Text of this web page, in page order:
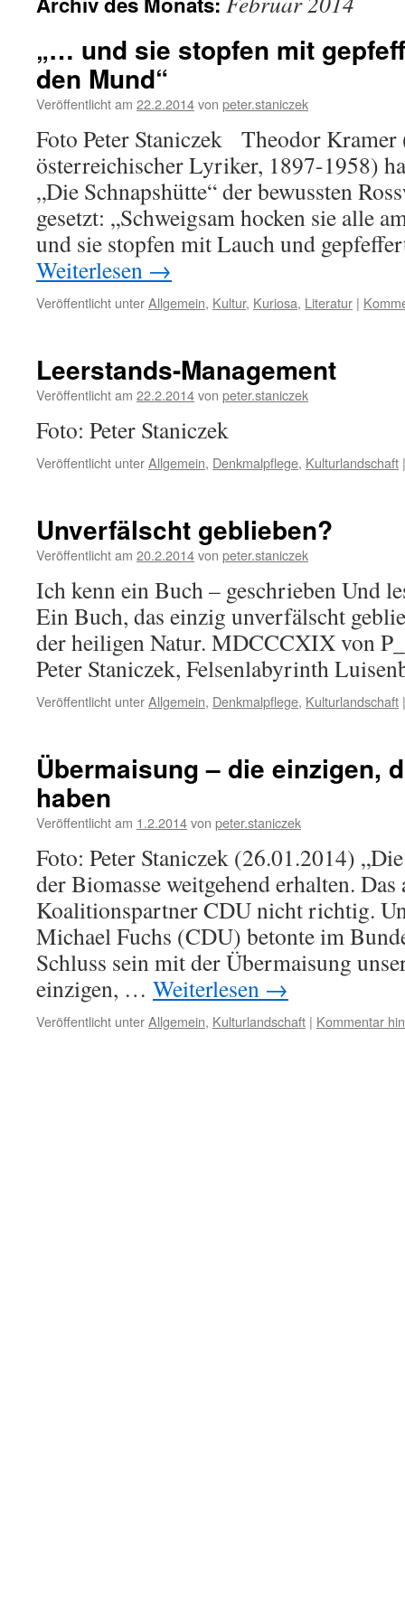
„… und sie stopfen mit
den Mund“
Veröffentlicht am 22.2.2014von peter.staniczek
Foto Peter Staniczek Theodor Kramer
österreichischer Lyriker, 1897-1958)
„Die Schnapshütte“ der bewussten
gesetzt: „Schweigsam hocken sie alle
und sie stopfen mit Lauch und
Weiterlesen →
Veröffentlicht unterAllgemein, Kultur, Kuriosa, Literatur |
Leerstands-Management
Veröffentlicht am 22.2.2014von peter.staniczek
Foto: Peter Staniczek
Veröffentlicht unterAllgemein, Denkmalpflege, Kulturlandschaft |
Unverfälscht geblieben?
Veröffentlicht am 20.2.2014von peter.staniczek
Ich kenn ein Buch – geschrieben Und
Ein Buch, das einzig unverfälscht
der heiligen Natur. MDCCCXIX von
Peter Staniczek, Felsenlabyrinth
Veröffentlicht unterAllgemein, Denkmalpflege, Kulturlandschaft |
Übermaisung – die einzigen,
haben
Veröffentlicht am 1.2.2014von peter.staniczek
Foto: Peter Staniczek (26.01.2014)
der Biomasse weitgehend erhalten.
Koalitionspartner CDU nicht richtig.
Michael Fuchs (CDU) betonte im
Schluss sein mit der Übermaisung
einzigen, … Weiterlesen →
Veröffentlicht unterAllgemein, Kulturlandschaft | Kommentar